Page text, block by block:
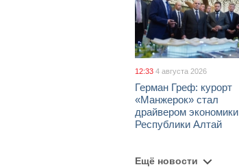
12:33 4 августа 2026
Герман Греф: курорт
«Манжерок» стал
драйвером экономики
Республики Алтай
Ещё новости